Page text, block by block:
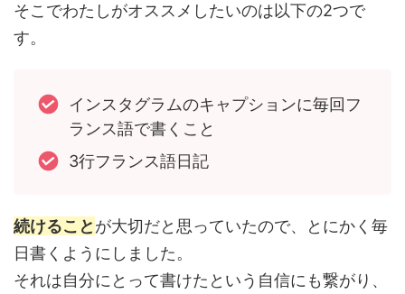
そこでわたしがオススメしたいのは以下の2つで
す。
インスタグラムのキャプションに毎回フ
ランス語で書くこと
3行フランス語日記
続けることが大切だと思っていたので、とにかく毎
日書くようにしました。
それは自分にとって書けたという自信にも繋がり、